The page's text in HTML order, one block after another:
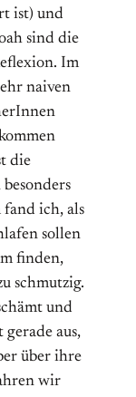
ist) und
sind die
Im
naiven
die
fand ich, als
sollen
finden,
schmutzig.
und
aus,
über ihre
wir